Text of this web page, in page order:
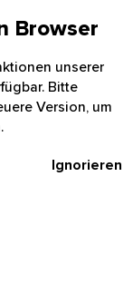
Browser
unserer
Bitte
Version, um
Ignorieren